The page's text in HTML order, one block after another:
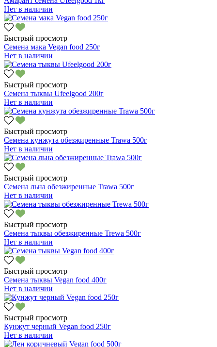
Нет в наличии
Быстрый просмотр
Семена мака Vegan food 250г
Нет в наличии
Быстрый просмотр
Семена тыквы Ufeelgood 200г
Нет в наличии
Быстрый просмотр
Семена кунжута обезжиренные Trawa 500г
Нет в наличии
Быстрый просмотр
Семена льна обезжиренные Trawa 500г
Нет в наличии
Быстрый просмотр
Семена тыквы обезжиренные Trewa 500г
Нет в наличии
Быстрый просмотр
Семена тыквы Vegan food 400г
Нет в наличии
Быстрый просмотр
Кунжут черный Vegan food 250г
Нет в наличии